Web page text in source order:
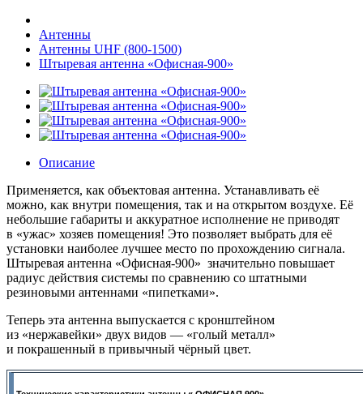
Антенны
Антенны UHF (800-1500)
Штыревая антенна «Офисная-900»
Описание
Применяется, как объектовая антенна. Устанавливать её
можно, как внутри помещения, так и на открытом воздухе. Её
небольшие габариты и аккуратное исполнение не приводят
в «ужас» хозяев помещения! Это позволяет выбрать для её
установки наиболее лучшее место по прохождению сигнала.
Штыревая антенна «Офисная-900» значительно повышает
радиус действия системы по сравнению со штатными
резиновыми антеннами «пипетками».
Теперь эта антенна выпускается с кронштейном
из «нержавейки» двух видов — «голый металл»
и покрашенный в привычный чёрный цвет.